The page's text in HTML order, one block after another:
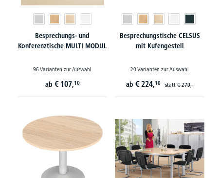
Besprechungs- und
Konferenztische MULTI MODUL
96 Varianten zur Auswahl
ab € 107,10
Besprechungstische CELSUS
mit Kufengestell
20 Varianten zur Auswahl
ab € 224,10 statt€ 279,-